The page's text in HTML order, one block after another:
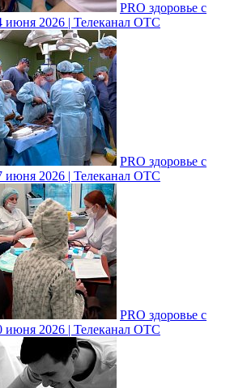
PRO здоровье с
июня 2026 | Телеканал ОТС
PRO здоровье с
июня 2026 | Телеканал ОТС
PRO здоровье с
июня 2026 | Телеканал ОТС